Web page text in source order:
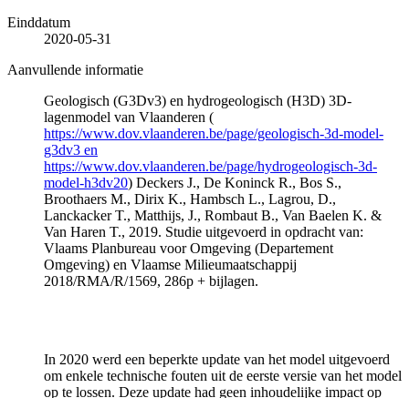
Einddatum
2020-05-31
Aanvullende informatie
Geologisch (G3Dv3) en hydrogeologisch (H3D) 3D-
lagenmodel van Vlaanderen (
https://www.dov.vlaanderen.be/page/geologisch-3d-model-
g3dv3 en
https://www.dov.vlaanderen.be/page/hydrogeologisch-3d-
model-h3dv20) Deckers J., De Koninck R., Bos S.,
Broothaers M., Dirix K., Hambsch L., Lagrou, D.,
Lanckacker T., Matthijs, J., Rombaut B., Van Baelen K. &
Van Haren T., 2019. Studie uitgevoerd in opdracht van:
Vlaams Planbureau voor Omgeving (Departement
Omgeving) en Vlaamse Milieumaatschappij
2018/RMA/R/1569, 286p + bijlagen.
In 2020 werd een beperkte update van het model uitgevoerd
om enkele technische fouten uit de eerste versie van het model
op te lossen. Deze update had geen inhoudelijke impact op